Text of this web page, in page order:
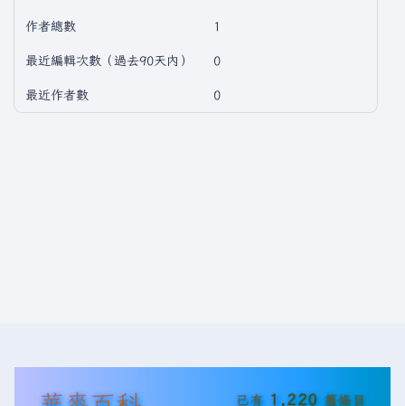
作者總數 1
最近編輯次數（過去90天內） 0
最近作者數 0
已有 1,220 篇條目